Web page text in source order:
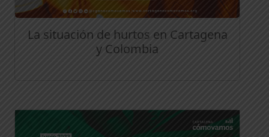
La situación de hurtos en Cartagena
y Colombia